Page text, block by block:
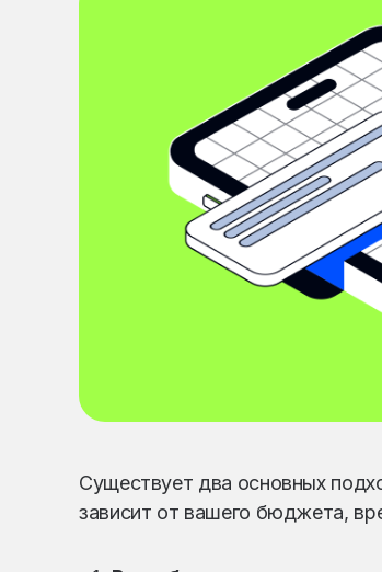
Существует два основных
зависит от вашего бюджета,